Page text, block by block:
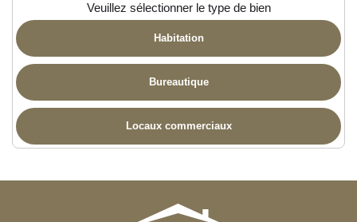
Veuillez sélectionner le type de bien
Habitation
Bureautique
Locaux commerciaux